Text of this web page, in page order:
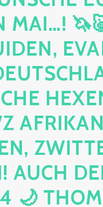
MAI…!
AUCH
🌙